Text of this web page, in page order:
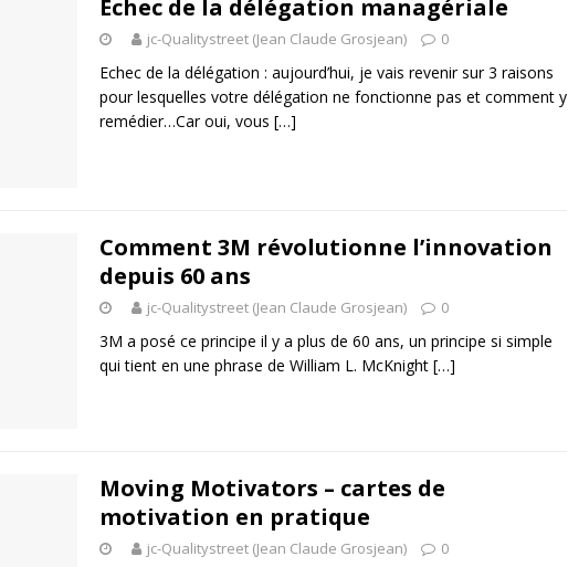
Echec de la délégation managériale
jc-Qualitystreet (Jean Claude Grosjean) 0
Echec de la délégation : aujourd’hui, je vais revenir sur 3 raisons
pour lesquelles votre délégation ne fonctionne pas et comment y
remédier…Car oui, vous […]
Comment 3M révolutionne l’innovation
depuis 60 ans
jc-Qualitystreet (Jean Claude Grosjean) 0
3M a posé ce principe il y a plus de 60 ans, un principe si simple
qui tient en une phrase de William L. McKnight […]
Moving Motivators – cartes de
motivation en pratique
jc-Qualitystreet (Jean Claude Grosjean) 0